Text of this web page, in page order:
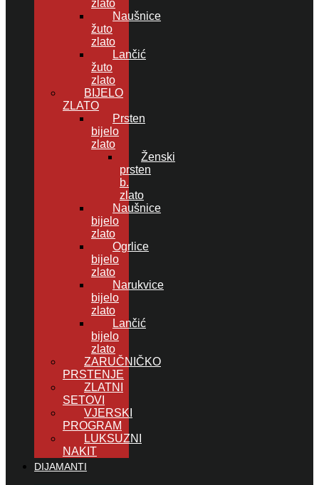
zlato
Naušnice
žuto
zlato
Lančić
žuto
zlato
BIJELO
ZLATO
Prsten
bijelo
zlato
Ženski
prsten
b.
zlato
Naušnice
bijelo
zlato
Ogrlice
bijelo
zlato
Narukvice
bijelo
zlato
Lančić
bijelo
zlato
ZARUČNIČKO
PRSTENJE
ZLATNI
SETOVI
VJERSKI
PROGRAM
LUKSUZNI
NAKIT
DIJAMANTI